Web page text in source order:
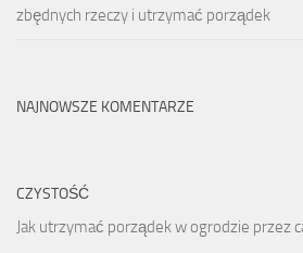
zbędnych rzeczy i utrzymać porządek
NAJNOWSZE KOMENTARZE
CZYSTOŚĆ
Jak utrzymać porządek w ogrodzie przez